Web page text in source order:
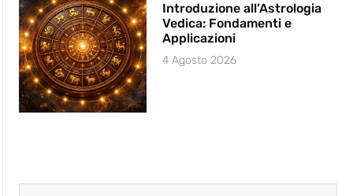
Introduzione all’Astrologia
Vedica: Fondamenti e
Applicazioni
4 Agosto 2026